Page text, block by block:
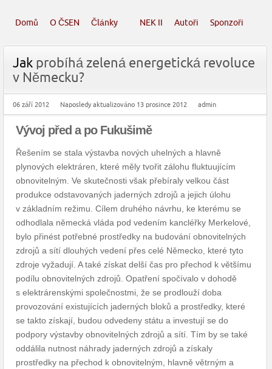
Domů O ČSEN Články NEK II Autoři Sponzoři
Jak probíhá zelená energetická revoluce
v Německu?
06 září 2012 Naposledy aktualizováno 13 prosince 2012 admin
Vývoj před a po Fukušimě
Řešením se stala výstavba nových uhelných a hlavně
plynových elektráren, které měly tvořit zálohu fluktuujícím
obnovitelným. Ve skutečnosti však přebíraly velkou část
produkce odstavovaných jaderných zdrojů a jejich úlohu
v základním režimu. Cílem druhého návrhu, ke kterému se
odhodlala německá vláda pod vedením kancléřky Merkelové,
bylo přinést potřebné prostředky na budování obnovitelných
zdrojů a sítí dlouhých vedení přes celé Německo, které tyto
zdroje vyžadují. A také získat delší čas pro přechod k většímu
podílu obnovitelných zdrojů. Opatření spočívalo v dohodě
s elektrárenskými společnostmi, že se prodlouží doba
provozování existujících jaderných bloků a prostředky, které
se takto získají, budou odvedeny státu a investují se do
podpory výstavby obnovitelných zdrojů a sítí. Tím by se také
oddálila nutnost náhrady jaderných zdrojů a získaly
prostředky na přechod k obnovitelným, hlavně větrným a